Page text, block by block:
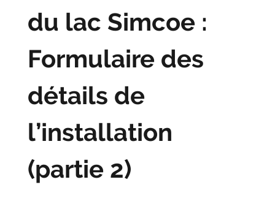
du lac Simcoe :
Formulaire des
détails de
l’installation
(partie 2)